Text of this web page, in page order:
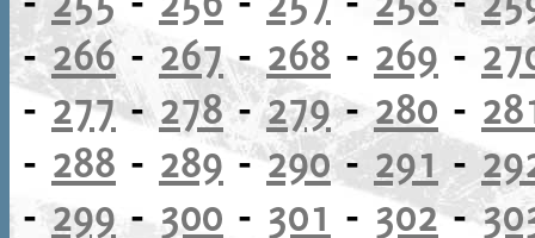
-266 - 267- 268 - 269 -
-277-278-279-280 -
- 288 - 289-290-291 -
-299 - 300 - 301 - 302-